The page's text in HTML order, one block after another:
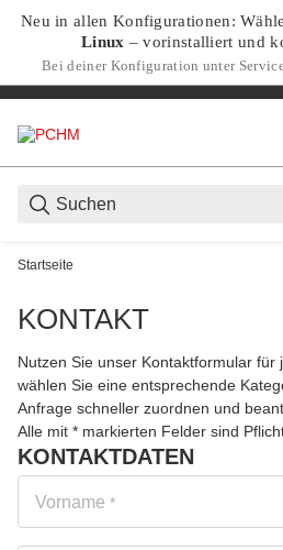
Neu in allen Konfigurationen:
Linux – vorinstalliert und
Bei deiner Konfiguration unter
Startseite
KONTAKT
Nutzen Sie unser Kontaktformular für
wählen Sie eine entsprechende
Anfrage schneller zuordnen und
Honeypot
Alle mit * markierten Felder sind
KONTAKTDATEN
Vorname *